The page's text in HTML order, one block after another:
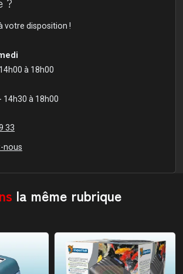
votre disposition !
à 18h00
14h30 à 18h00
33
nous
la même rubrique